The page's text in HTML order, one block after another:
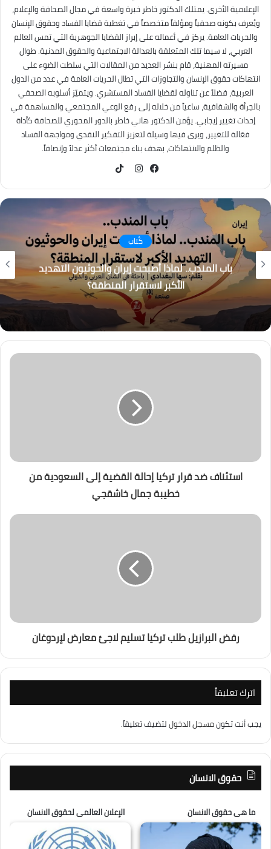
الإعلامية الأخرى. يمتلك الدكتور خاطر خبرة واسعة في مجال الصحافة والإعلام،
ويُعرف بكونه صحفياً ومؤلفاً متخصصاً في تغطية قضايا الفساد وحقوق الإنسان
والحريات العامة. يركز في أعماله على إبراز القضايا الجوهرية التي تمس العالم
العربي، لا سيما تلك المتعلقة بالعدالة الاجتماعية والحقوق المدنية. طوال
مسيرته المهنية، قام بنشر العديد من المقالات التي سلطت الضوء على
انتهاكات حقوق الإنسان والتجاوزات التي تطال الحريات العامة في عدد من الدول
العربية، فضلاً عن تناوله لقضايا الفساد المستشري. ويتميّز أسلوبه الصحفي
بالجرأة والشفافية، ساعياً من خلاله إلى رفع الوعي المجتمعي والمساهمة في
إحداث تغيير إيجابي. يؤمن الدكتور هاني خاطر بالدور المحوري للصحافة كأداة
فعّالة للتغيير، ويرى فيها وسيلة لتعزيز التفكير النقدي ومواجهة الفساد
والظلم والانتهاكات، بهدف بناء مجتمعات أكثر عدلاً وإنصافاً.
كُتاب
باب المندب.. لماذا أصبحت إيران والحوثيون التهديد
الأكبر لاستقرار المنطقة؟
استئناف ضد قرار تركيا إحالة القضية إلى السعودية من
خطيبة جمال خاشقجي
رفض البرازيل طلب تركيا تسليم لاجئ معارض لإردوغان
اترك تعليقاً
يجب أنت تكونمسجل الدخوللتضيف تعليقاً.
حقوق الانسان
ما هى حقوق الانسان الإعلان العالمى لحقوق الانسان